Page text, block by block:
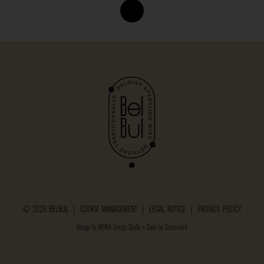
© 2026 BELBUL | COOKIE MANAGEMENT LEGAL NOTICE PRIVACY POLICY
Design by MOKA Design Studio • Code by Crossmark